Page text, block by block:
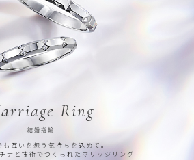
Ring
結婚指輪
も互いを想う気持ちを込めて。
ナと技術でつくられたマリッジリング